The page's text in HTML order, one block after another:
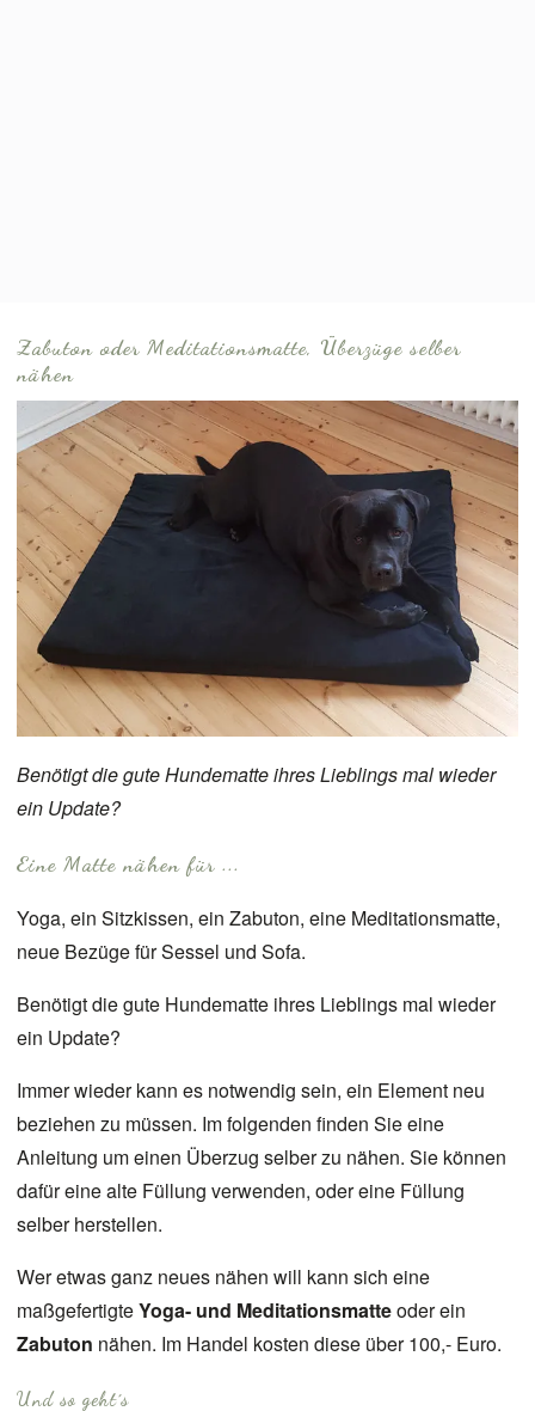
Zabuton oder Meditationsmatte, Überzüge selber
nähen
Benötigt die gute Hundematte ihres Lieblings mal wieder
ein Update?
Eine Matte nähen für ...
Yoga, ein Sitzkissen, ein Zabuton, eine Meditationsmatte,
neue Bezüge für Sessel und Sofa.
Benötigt die gute Hundematte ihres Lieblings mal wieder
ein Update?
Immer wieder kann es notwendig sein, ein Element neu
beziehen zu müssen. Im folgenden finden Sie eine
Anleitung um einen Überzug selber zu nähen. Sie können
dafür eine alte Füllung verwenden, oder eine Füllung
selber herstellen.
Wer etwas ganz neues nähen will kann sich eine
maßgefertigteYoga- und Meditationsmatteoder ein
Zabuton nähen. Im Handel kosten diese über 100,- Euro.
Und so geht´s